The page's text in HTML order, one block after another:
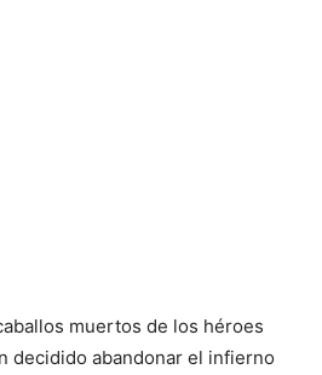
muertos de los héroes
decidido abandonar el infierno